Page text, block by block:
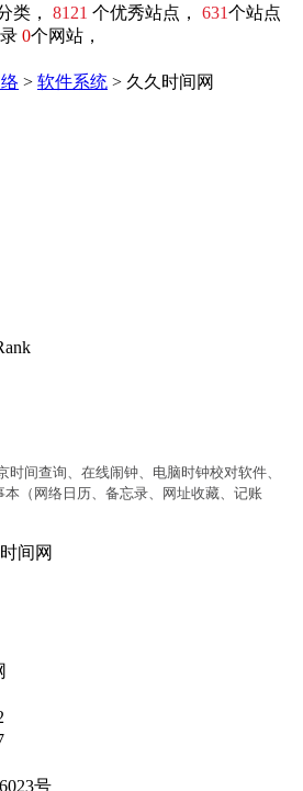
类， 8121 个优秀站点， 631个站点
0个网站，
> 软件系统 > 久久时间网
时间查询、在线闹钟、电脑时钟校对软件、
（网络日历、备忘录、网址收藏、记账
间网
号